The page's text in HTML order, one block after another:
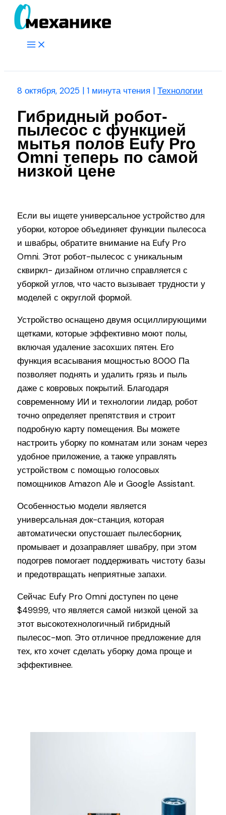
Перейти
Main
8 октября, 2025 |1 минута чтения |Технологии
Гибридный робот-
пылесос с функцией
мытья полов Eufy Pro
Omni теперь по самой
низкой цене
Если вы ищете универсальное устройство для
уборки, которое объединяет функции пылесоса
и швабры, обратите внимание на Eufy Pro
Omni. Этот робот-пылесос с уникальным
сквиркл- дизайном отлично справляется с
уборкой углов, что часто вызывает трудности у
моделей с округлой формой.
Устройство оснащено двумя осциллирующими
щетками, которые эффективно моют полы,
включая удаление засохших пятен. Его
функция всасывания мощностью 8000 Па
позволяет поднять и удалить грязь и пыль
даже с ковровых покрытий. Благодаря
современному ИИ и технологии лидар, робот
точно определяет препятствия и строит
подробную карту помещения. Вы можете
настроить уборку по комнатам или зонам через
удобное приложение, а также управлять
устройством с помощью голосовых
помощников Amazon Ale и Google Assistant.
Особенностью модели является
универсальная док-станция, которая
автоматически опустошает пылесборник,
промывает и дозаправляет швабру, при этом
подогрев помогает поддерживать чистоту базы
и предотвращать неприятные запахи.
Сейчас Eufy Pro Omni доступен по цене
$499.99, что является самой низкой ценой за
этот высокотехнологичный гибридный
пылесос-моп. Это отличное предложение для
тех, кто хочет сделать уборку дома проще и
эффективнее.